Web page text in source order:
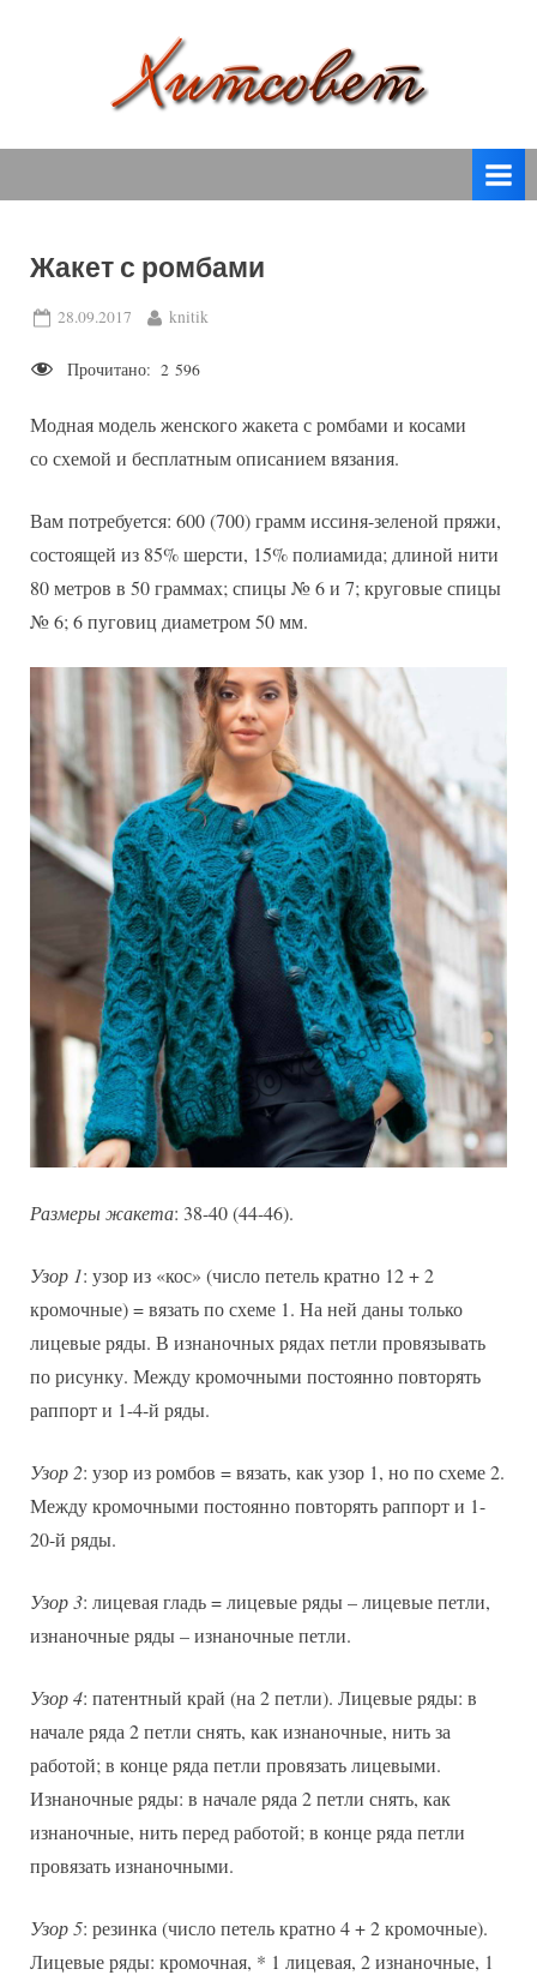
т
спицами,
крючком,
Жакет с ромбами
Posted
28.09.2017 By
knitik
Прочитано: 2 596
Модная модель женского жакета с ромбами и косами
со схемой и бесплатным описанием вязания.
Вам потребуется: 600 (700) грамм иссиня-зеленой пряжи,
состоящей из 85% шерсти, 15% полиамида; длиной нити
80 метров в 50 граммах; спицы № 6 и 7; круговые спицы
№ 6; 6 пуговиц диаметром 50 мм.
Размеры жакета: 38-40 (44-46).
Узор 1: узор из «кос» (число петель кратно 12 + 2
кромочные) = вязать по схеме 1. На ней даны только
лицевые ряды. В изнаночных рядах петли провязывать
по рисунку. Между кромочными постоянно повторять
раппорт и 1-4-й ряды.
Узор 2: узор из ромбов = вязать, как узор 1, но по схеме 2.
Между кромочными постоянно повторять раппорт и 1-
20-й ряды.
Узор 3: лицевая гладь = лицевые ряды – лицевые петли,
изнаночные ряды – изнаночные петли.
Узор 4: патентный край (на 2 петли). Лицевые ряды: в
начале ряда 2 петли снять, как изнаночные, нить за
работой; в конце ряда петли провязать лицевыми.
Изнаночные ряды: в начале ряда 2 петли снять, как
изнаночные, нить перед работой; в конце ряда петли
провязать изнаночными.
Узор 5: резинка (число петель кратно 4 + 2 кромочные).
Лицевые ряды: кромочная, * 1 лицевая, 2 изнаночные, 1